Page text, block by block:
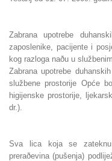
Zabrana upotrebe
zaposlenike, pacijente i
kog razloga naðu u
Zabrana upotrebe
službene prostorije Opće
higijenske prostorije,
dr.).
Sva lica koja se
preraðevina (pušenja)